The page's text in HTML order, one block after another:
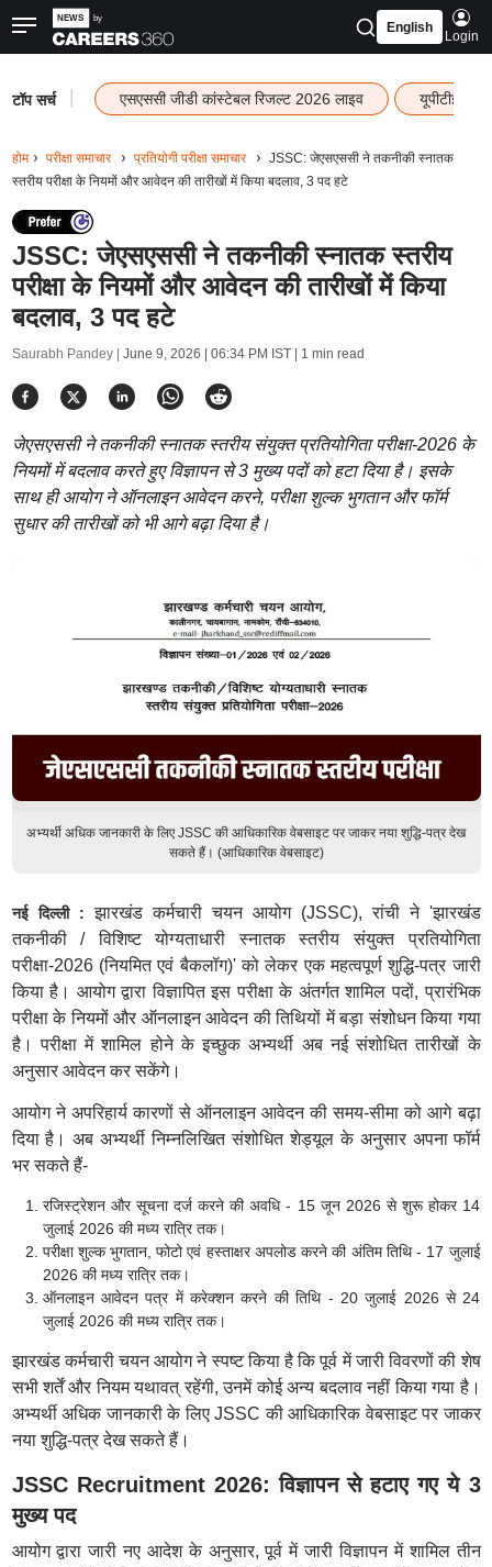
English
Login
टॉप सर्च एसएससी जीडी कांस्टेबल रिजल्ट 2026 लाइव यूपीटीईटी
होम परीक्षा समाचार प्रतियोगी परीक्षा समाचार
JSSC: जेएसएससी ने तकनीकी स्नातक
स्तरीय परीक्षा के नियमों और आवेदन की तारीखों में किया बदलाव, 3 पद हटे
JSSC: जेएसएससी ने तकनीकी स्नातक स्तरीय
परीक्षा के नियमों और आवेदन की तारीखों में किया
बदलाव, 3 पद हटे
Saurabh Pandey | June 9, 2026 | 06:34 PM IST| 1 min read
जेएसएससी ने तकनीकी स्नातक स्तरीय संयुक्त प्रतियोगिता परीक्षा-2026 के
नियमों में बदलाव करते हुए विज्ञापन से 3 मुख्य पदों को हटा दिया है। इसके
साथ ही आयोग ने ऑनलाइन आवेदन करने, परीक्षा शुल्क भुगतान और फॉर्म
सुधार की तारीखों को भी आगे बढ़ा दिया है।
अभ्यर्थी अधिक जानकारी के लिए JSSC की आधिकारिक वेबसाइट पर जाकर नया शुद्धि-पत्र देख
सकते हैं। (आधिकारिक वेबसाइट)
नई दिल्ली : झारखंड कर्मचारी चयन आयोग (JSSC), रांची ने 'झारखंड
तकनीकी / विशिष्ट योग्यताधारी स्नातक स्तरीय संयुक्त प्रतियोगिता
परीक्षा-2026 (नियमित एवं बैकलॉग)' को लेकर एक महत्वपूर्ण शुद्धि-पत्र जारी
किया है। आयोग द्वारा विज्ञापित इस परीक्षा के अंतर्गत शामिल पदों, प्रारंभिक
परीक्षा के नियमों और ऑनलाइन आवेदन की तिथियों में बड़ा संशोधन किया गया
है। परीक्षा में शामिल होने के इच्छुक अभ्यर्थी अब नई संशोधित तारीखों के
अनुसार आवेदन कर सकेंगे।
आयोग ने अपरिहार्य कारणों से ऑनलाइन आवेदन की समय-सीमा को आगे बढ़ा
दिया है। अब अभ्यर्थी निम्नलिखित संशोधित शेड्यूल के अनुसार अपना फॉर्म
भर सकते हैं-
रजिस्ट्रेशन और सूचना दर्ज करने की अवधि - 15 जून 2026 से शुरू होकर 14
जुलाई 2026 की मध्य रात्रि तक।
परीक्षा शुल्क भुगतान, फोटो एवं हस्ताक्षर अपलोड करने की अंतिम तिथि - 17 जुलाई
2026 की मध्य रात्रि तक।
ऑनलाइन आवेदन पत्र में करेक्शन करने की तिथि - 20 जुलाई 2026 से 24
जुलाई 2026 की मध्य रात्रि तक।
झारखंड कर्मचारी चयन आयोग ने स्पष्ट किया है कि पूर्व में जारी विवरणों की शेष
सभी शर्तें और नियम यथावत् रहेंगी, उनमें कोई अन्य बदलाव नहीं किया गया है।
अभ्यर्थी अधिक जानकारी के लिए JSSC की आधिकारिक वेबसाइट पर जाकर
नया शुद्धि-पत्र देख सकते हैं।
JSSC Recruitment 2026: विज्ञापन से हटाए गए ये 3
मुख्य पद
आयोग द्वारा जारी नए आदेश के अनुसार, पूर्व में जारी विज्ञापन में शामिल तीन